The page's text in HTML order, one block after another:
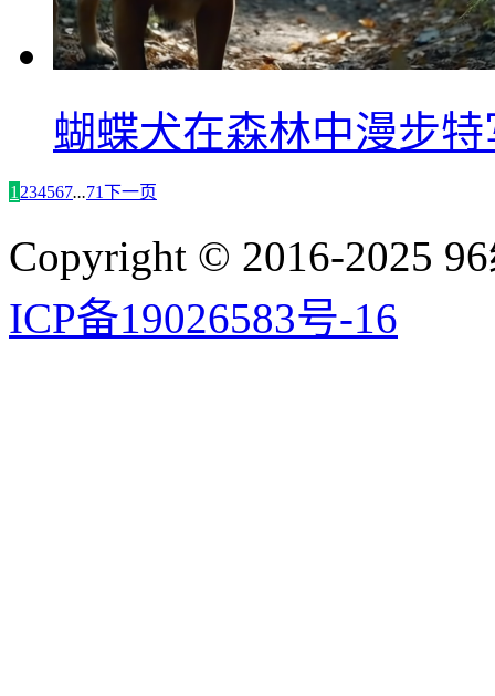
蝴蝶犬在森林中漫步
1 234567...71下一页
Copyright © 2016-2025
ICP备19026583号-16